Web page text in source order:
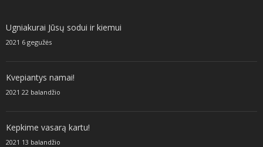
Ugniakurai Jūsų sodui ir kiemui
2021 6 gegužės
Kvepiantys namai!
2021 22 balandžio
Kepkime vasarą kartu!
2021 13 balandžio